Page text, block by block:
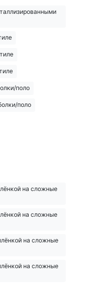
поло
поло
на сложные
на сложные
на сложные
на сложные